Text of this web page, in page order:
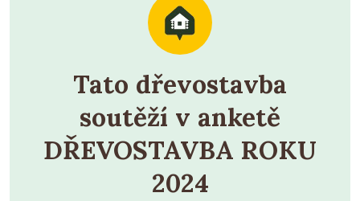
Tato dřevostavba
soutěží v anketě
DŘEVOSTAVBA ROKU
2024